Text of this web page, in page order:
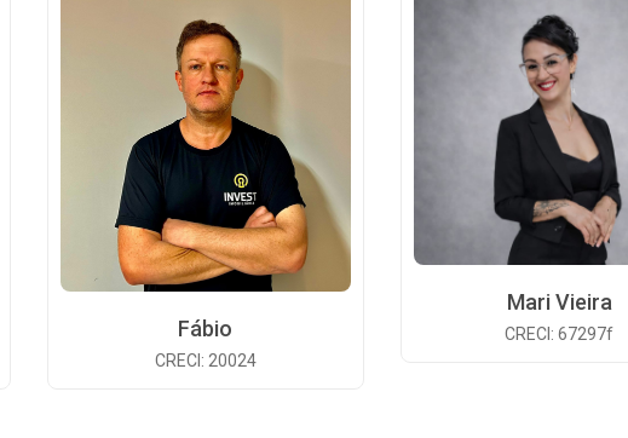
Fábio
CRECI: 20024
Mari Vieira
CRECI: 67297f